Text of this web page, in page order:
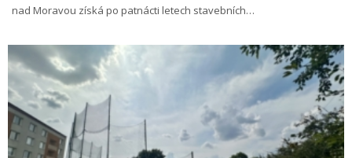
nad Moravou získá po patnácti letech stavebních…